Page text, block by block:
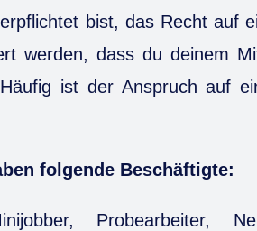
bist, das Recht auf
werden, dass du deinem
ist der Anspruch auf
folgende Beschäftigte:
Probearbeiter,